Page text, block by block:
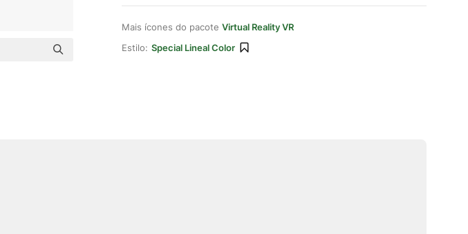
Mais ícones do pacote Virtual Reality VR
Estilo: Special Lineal Color